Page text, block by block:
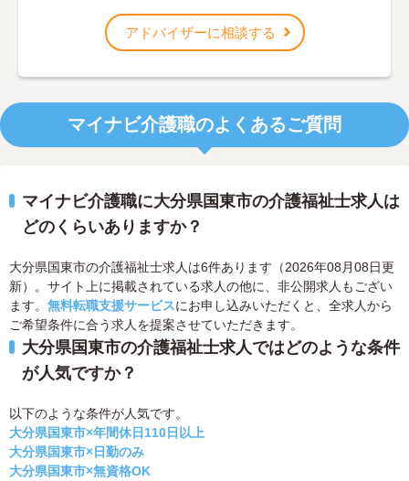
アドバイザーに相談する
マイナビ介護職のよくあるご質問
マイナビ介護職に大分県国東市の介護福祉士求人は
どのくらいありますか？
大分県国東市の介護福祉士求人は6件あります（2026年08月08日更
新）。サイト上に掲載されている求人の他に、非公開求人もござい
ます。 無料転職支援サービスにお申し込みいただくと、全求人から
ご希望条件に合う求人を提案させていただきます。
大分県国東市の介護福祉士求人ではどのような条件
が人気ですか？
以下のような条件が人気です。
大分県国東市×年間休日110日以上
大分県国東市×日勤のみ
大分県国東市×無資格OK